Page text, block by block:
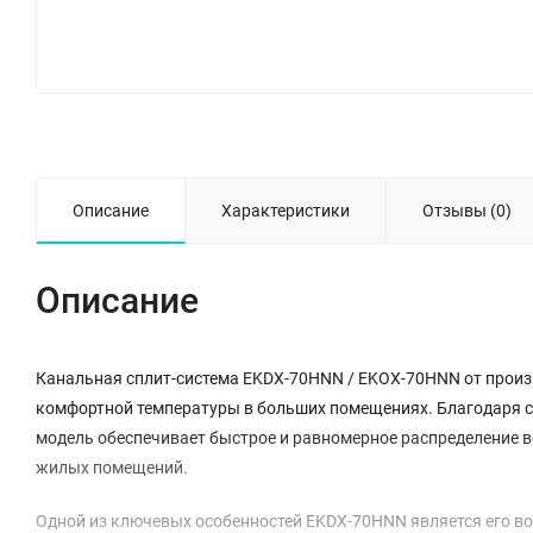
Описание Характеристики Отзывы (0)
Описание
Канальная сплит-система EKDX-70HNN / EKOX-70HNN от
комфортной температуры в больших помещениях.
модель обеспечивает быстрое и равномерное
жилых помещений.
Одной из ключевых особенностей EKDX-70HNN является его